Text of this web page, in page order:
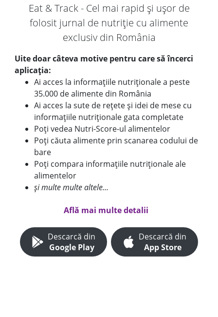
Eat & Track - Cel mai rapid și ușor de
folosit jurnal de nutriție cu alimente
exclusiv din România
Uite doar câteva motive pentru care să încerci
aplicația:
Ai acces la informațiile nutriționale a peste
35.000 de alimente din România
Ai acces la sute de rețete și idei de mese cu
informațiile nutriționale gata completate
Poți vedea Nutri-Score-ul alimentelor
Poți căuta alimente prin scanarea codului de
bare
Poți compara informațiile nutriționale ale
alimentelor
și multe multe altele...
Află mai multe detalii
Descarcă din
Google Play
Descarcă din
App Store